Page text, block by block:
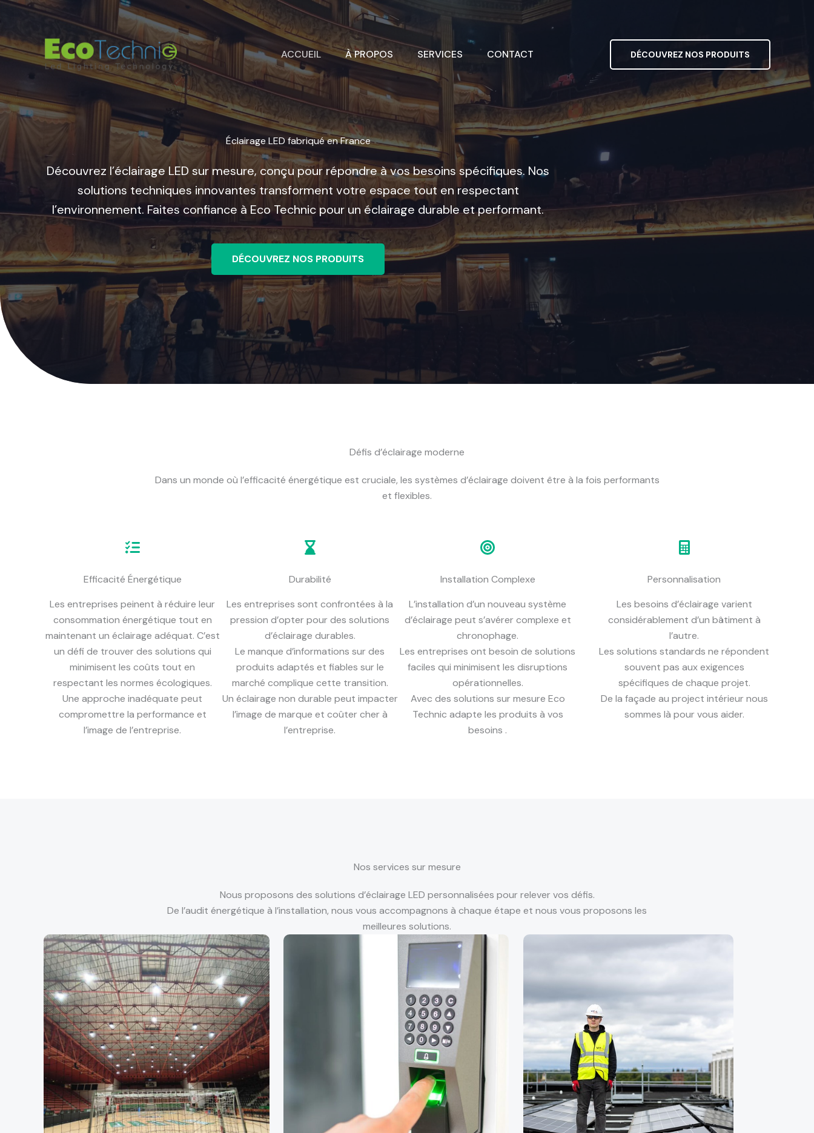
Aller
contenu
ACCUEIL
À PROPOS SERVICES CONTACT DÉCOUVREZ NOS PRODUITS
Éclairage LED fabriqué en France
Découvrez l’éclairage LED sur mesure, conçu pour répondre à vos besoins spécifiques. Nos
solutions techniques innovantes transforment votre espace tout en respectant
l’environnement. Faites confiance à Eco Technic pour un éclairage durable et performant.
DÉCOUVREZ NOS PRODUITS
Défis d’éclairage moderne
Dans un monde où l’efficacité énergétique est cruciale, les systèmes d’éclairage doivent être à la fois performants
et flexibles.
Efficacité Énergétique
Les entreprises peinent à réduire leur
consommation énergétique tout en
maintenant un éclairage adéquat. C’est
un défi de trouver des solutions qui
minimisent les coûts tout en
respectant les normes écologiques.
Une approche inadéquate peut
compromettre la performance et
l’image de l’entreprise.
Durabilité
Les entreprises sont confrontées à la
pression d’opter pour des solutions
d’éclairage durables.
Le manque d’informations sur des
produits adaptés et fiables sur le
marché complique cette transition.
Un éclairage non durable peut impacter
l’image de marque et coûter cher à
l’entreprise.
Installation Complexe
L’installation d’un nouveau système
d’éclairage peut s’avérer complexe et
chronophage.
Les entreprises ont besoin de solutions
faciles qui minimisent les disruptions
opérationnelles.
Avec des solutions sur mesure Eco
Technic adapte les produits à vos
besoins .
Personnalisation
Les besoins d’éclairage varient
considérablement d’un bâtiment à
l’autre.
Les solutions standards ne répondent
souvent pas aux exigences
spécifiques de chaque projet.
De la façade au project intérieur nous
sommes là pour vous aider.
Nos services sur mesure
Nous proposons des solutions d’éclairage LED personnalisées pour relever vos défis.
De l’audit énergétique à l’installation, nous vous accompagnons à chaque étape et nous vous proposons les
meilleures solutions.